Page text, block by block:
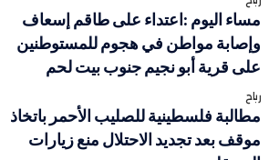
مساء اليوم :اعتداء على طاقم إسعاف
وإصابة مواطن في هجوم للمستوطنين
على قرية أبو نجيم جنوب بيت لحم
رباح
مطالبة فلسطينية للصليب الأحمر باتخاذ
موقف بعد تجديد الاحتلال منع زيارات